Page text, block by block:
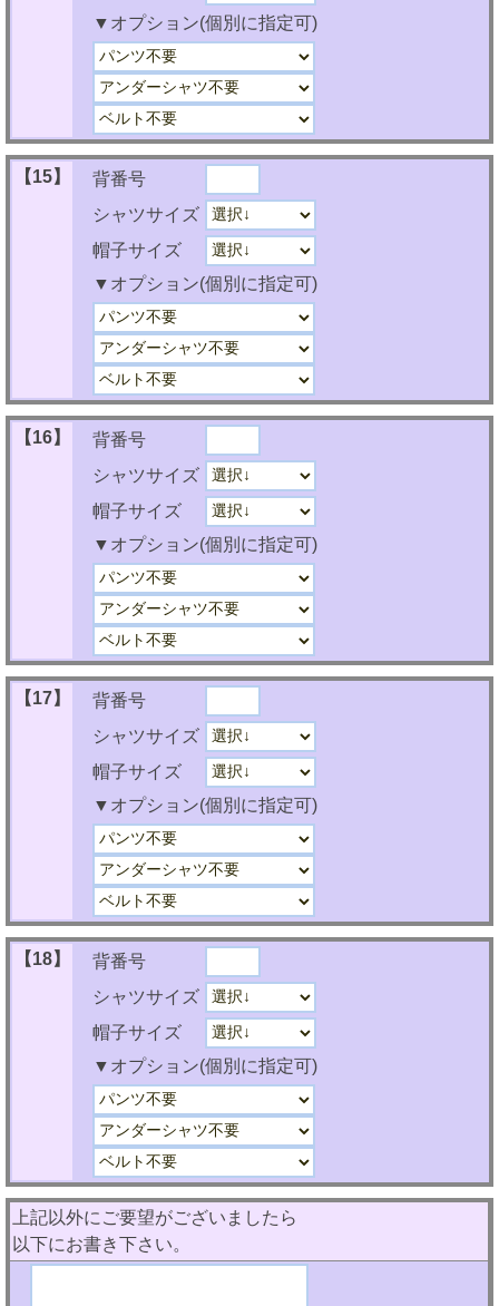
▼オプション(個別に指定可)
【15】
背番号
シャツサイズ
帽子サイズ
▼オプション(個別に指定可)
【16】
背番号
シャツサイズ
帽子サイズ
▼オプション(個別に指定可)
【17】
背番号
シャツサイズ
帽子サイズ
▼オプション(個別に指定可)
【18】
背番号
シャツサイズ
帽子サイズ
▼オプション(個別に指定可)
上記以外にご要望がございましたら
以下にお書き下さい。